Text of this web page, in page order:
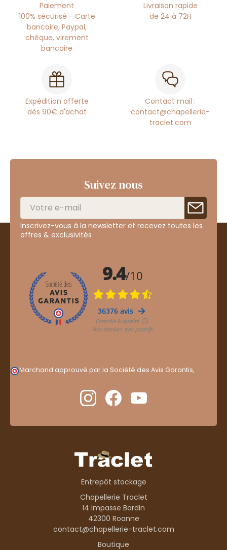
Paiement
100% sécurisé - Carte
bancaire, Paypal,
chèque, virement
bancaire
Livraison rapide
de 24 à 72H
Expédition offerte
dès 90€ d'achat
Contact mail :
contact@chapellerie-
traclet.com
Suivez nous
Inscrivez-vous à la newsletter et recevez toutes les
offres & exclusivités
Marchand approuvé par la Société des Avis Garantis,
.
Entrepôt stockage
Chapellerie Traclet
14 Impasse Bardin
42300 Roanne
contact@chapellerie-traclet.com
Boutique